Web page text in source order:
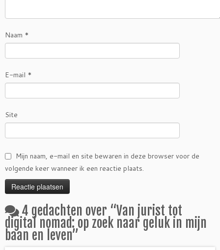
Naam *
E-mail *
Site
Mijn naam, e-mail en site bewaren in deze browser voor de
volgende keer wanneer ik een reactie plaats.
4 gedachten over “Van jurist tot
digital nomad: op zoek naar geluk in mijn
baan en leven”